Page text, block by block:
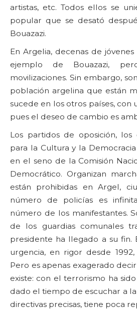
artistas, etc. Todos ellos se
popular que se desató
Bouazazi.
En Argelia, decenas de
ejemplo de Bouazazi,
movilizaciones. Sin embargo,
población argelina que están
sucede en los otros países, con
pues el deseo de cambio es
Los partidos de oposición,
para la Cultura y la
en el seno de la Comisión
Democrático. Organizan
están prohibidas en Argel,
número de policías es
número de los manifestantes.
de los guardias comunales
presidente ha llegado a su fin.
urgencia, en rigor desde
Pero es apenas exagerado
existe: con el terrorismo ha
dado el tiempo de escuchar a
directivas precisas, tiene poca